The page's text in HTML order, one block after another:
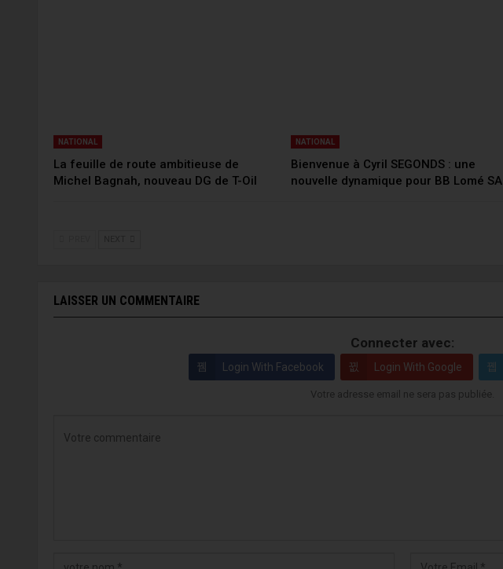
NATIONAL
La feuille de route ambitieuse de
Michel Bagnah, nouveau DG de T-Oil
NATIONAL
Bienvenue à Cyril SEGONDS : une
nouvelle dynamique pour BB Lomé SA
LAISSER UN COMMENTAIRE
Connecter avec:
Login With Facebook Login With Google
Votre adresse email ne sera pas publiée.